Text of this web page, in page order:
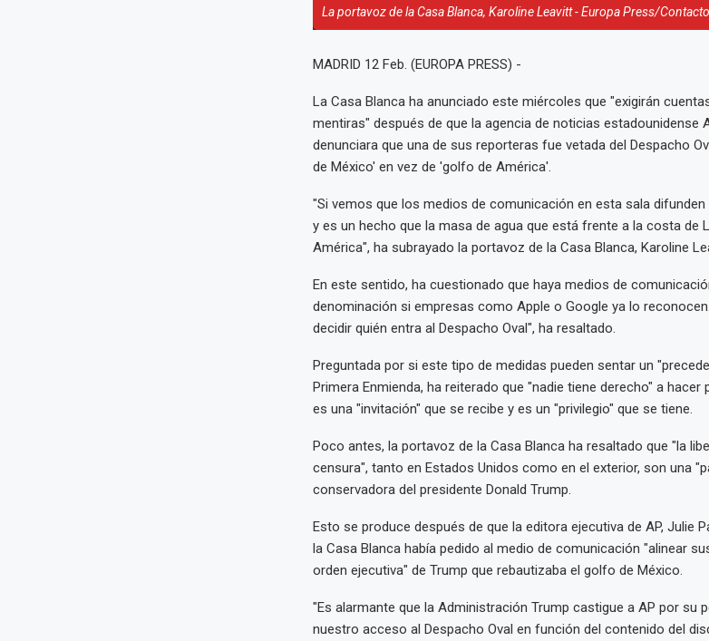
La portavoz de la Casa Blanca, Karoline Leavitt - Europa Press/
MADRID 12 Feb. (EUROPA PRESS) -
La Casa Blanca ha anunciado este miércoles que "exigirán
mentiras" después de que la agencia de noticias estadounidense
denunciara que una de sus reporteras fue vetada del Despacho
de México' en vez de 'golfo de América'.
"Si vemos que los medios de comunicación en esta sala
y es un hecho que la masa de agua que está frente a la costa de
América", ha subrayado la portavoz de la Casa Blanca, Karoline
En este sentido, ha cuestionado que haya medios de
denominación si empresas como Apple o Google ya lo
decidir quién entra al Despacho Oval", ha resaltado.
Preguntada por si este tipo de medidas pueden sentar un
Primera Enmienda, ha reiterado que "nadie tiene derecho" a
es una "invitación" que se recibe y es un "privilegio" que se tiene.
Poco antes, la portavoz de la Casa Blanca ha resaltado que "la
censura", tanto en Estados Unidos como en el exterior, son una
conservadora del presidente Donald Trump.
Esto se produce después de que la editora ejecutiva de AP, Julie
la Casa Blanca había pedido al medio de comunicación "alinear
orden ejecutiva" de Trump que rebautizaba el golfo de México.
"Es alarmante que la Administración Trump castigue a AP por su
nuestro acceso al Despacho Oval en función del contenido del